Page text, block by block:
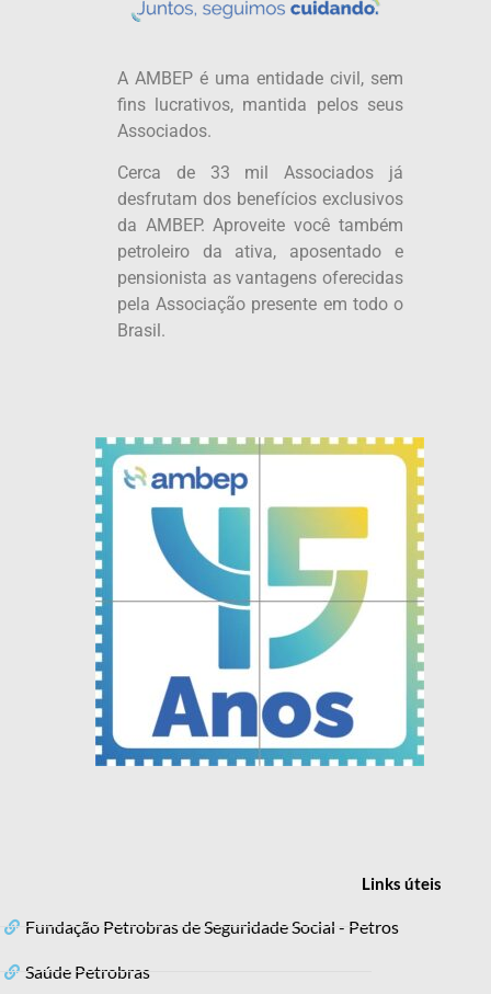
A AMBEP é uma entidade civil, sem
fins lucrativos, mantida pelos seus
Associados.
Cerca de 33 mil Associados já
desfrutam dos benefícios exclusivos
da AMBEP. Aproveite você também
petroleiro da ativa, aposentado e
pensionista as vantagens oferecidas
pela Associação presente em todo o
Brasil.
Linksúteis
Fundação Petrobras de Seguridade Social - Petros
Saúde Petrobras